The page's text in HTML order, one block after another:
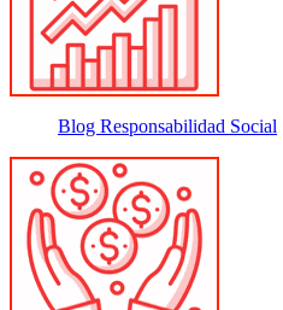
Blog Responsabilidad Social